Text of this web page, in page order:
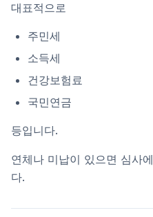
대표적으로
주민세
소득세
건강보험료
국민연금
등입니다.
연체나 미납이 있으면 심사에
다.